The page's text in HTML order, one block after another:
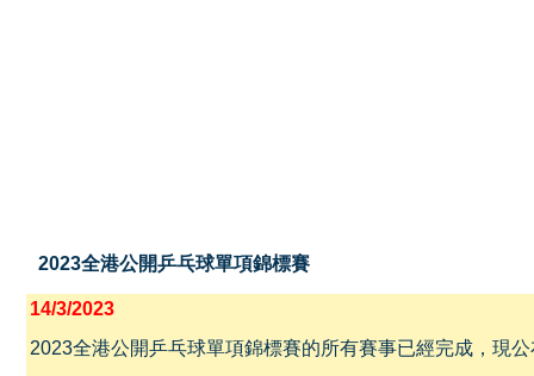
2023全港公開乒乓球單項錦標賽
14/3/2023
2023全港公開乒乓球單項錦標賽的所有賽事已經完成，現